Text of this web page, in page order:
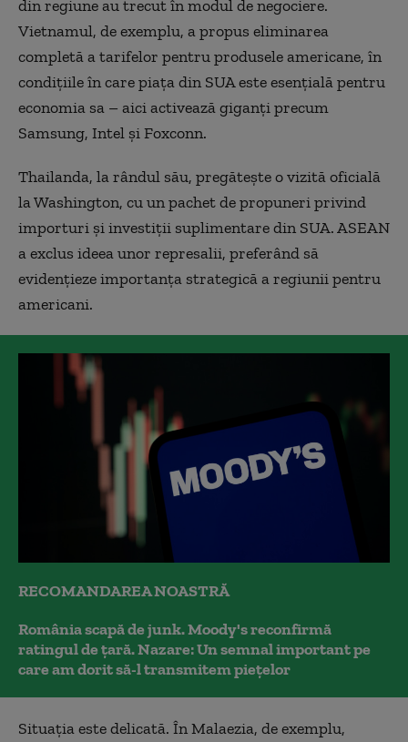
din regiune au trecut în modul de negociere.
Vietnamul, de exemplu, a propus eliminarea
completă a tarifelor pentru produsele americane, în
condițiile în care piața din SUA este esențială pentru
economia sa – aici activează giganți precum
Samsung, Intel și Foxconn.
Thailanda, la rândul său, pregătește o vizită oficială
la Washington, cu un pachet de propuneri privind
importuri și investiții suplimentare din SUA. ASEAN
a exclus ideea unor represalii, preferând să
evidențieze importanța strategică a regiunii pentru
americani.
RECOMANDAREA NOASTRĂ
România scapă de junk. Moody's reconfirmă
ratingul de țară. Nazare: Un semnal important pe
care am dorit să-l transmitem piețelor
Situația este delicată. În Malaezia, de exemplu,